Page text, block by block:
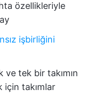
özellikleriyle
işbirliğini
tek bir takımın
için takımlar